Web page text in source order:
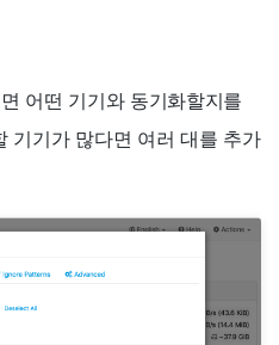
어떤 기기와 동기화할지를
기기가 많다면 여러 대를 추가